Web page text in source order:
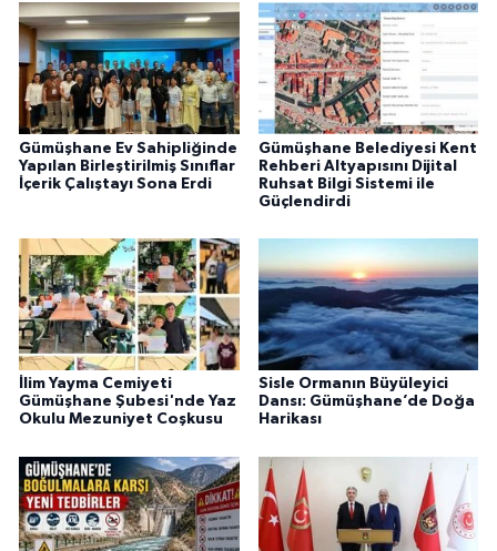
Gümüşhane Ev Sahipliğinde
Yapılan Birleştirilmiş Sınıflar
İçerik Çalıştayı Sona Erdi
Gümüşhane Belediyesi Kent
Rehberi Altyapısını Dijital
Ruhsat Bilgi Sistemi ile
Güçlendirdi
İlim Yayma Cemiyeti
Gümüşhane Şubesi'nde Yaz
Okulu Mezuniyet Coşkusu
Sisle Ormanın Büyüleyici
Dansı: Gümüşhane’de Doğa
Harikası